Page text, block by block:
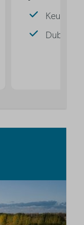
Keuken
Dubbel